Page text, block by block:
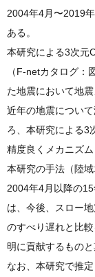
2004年4月〜2019
ある。
本研究による3次元
（F-netカタログ：
た地震において地
近年の地震につい
ろ、本研究による3
精度良くメカニズ
本研究の手法（陸
2004年4月以降の
は、今後、スロー
のすべり遅れと比
明に貢献するものと
なお、本研究で推